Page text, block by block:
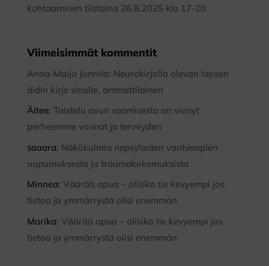
kohtaaminen tiistaina 26.8.2025 klo 17-20
Viimeisimmät kommentit
Anna-Maija Junnila: Neurokirjolla olevan lapsen
äidin kirje sinulle, ammattilainen
Äitee: Taistelu avun saamisesta on vienyt
perheemme voimat ja terveyden
saaara: Näkökulmia nepsylasten vanhempien
uupumuksesta ja traumakokemuksista
Minnea: Väärää apua – olisiko tie kevyempi jos
tietoa ja ymmärrystä olisi enemmän
Marika: Väärää apua – olisiko tie kevyempi jos
tietoa ja ymmärrystä olisi enemmän